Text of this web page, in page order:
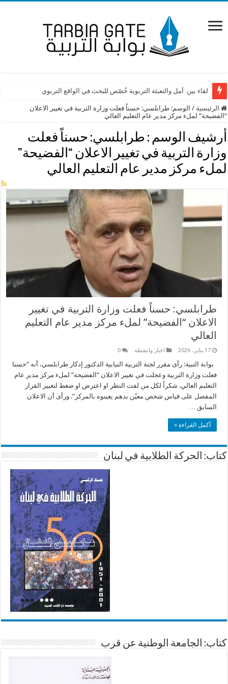
لقاء بين أمل والتعبئة التربوية خُصّص للبحث في الواقع التربوي
الرئيسية / الوسم:طرابلسي: حسناً فعلت وزارة التربية في تغيير الاعلان
“الفضيحة” لملء مركز مدير عام التعليم العالي
أرشيف الوسم : طرابلسي: حسناً فعلت
وزارة التربية في تغيير الاعلان “الفضيحة”
لملء مركز مدير عام التعليم العالي
طرابلسي: حسناً فعلت وزارة التربية في تغيير
الاعلان “الفضيحة” لملء مركز مدير عام التعليم
العالي
17 يناير، 2026 اخبار وانشطة 0
بوابة التبية: رأى مقرر لجنة التربية النيابية الدكتور إدكار طرابلسي، أنه “حسنا
فعلت وزارة التربية وعجلت في تغيير الاعلان “الفضيحة” لملء مركز مدير عام
التعليم العالي. شكراً لكل من لفت النظر او اعترض او ضغط لتغيير القرار
المفصل على قياس شخص معيّن بدهم يعينوه بالمركز”. ورأى أن الاعلان
السابق …
أكمل القراءة »
كتاب: الحركة الطلابية في لبنان
كتاب: الجامعة الوطنية عن قرب